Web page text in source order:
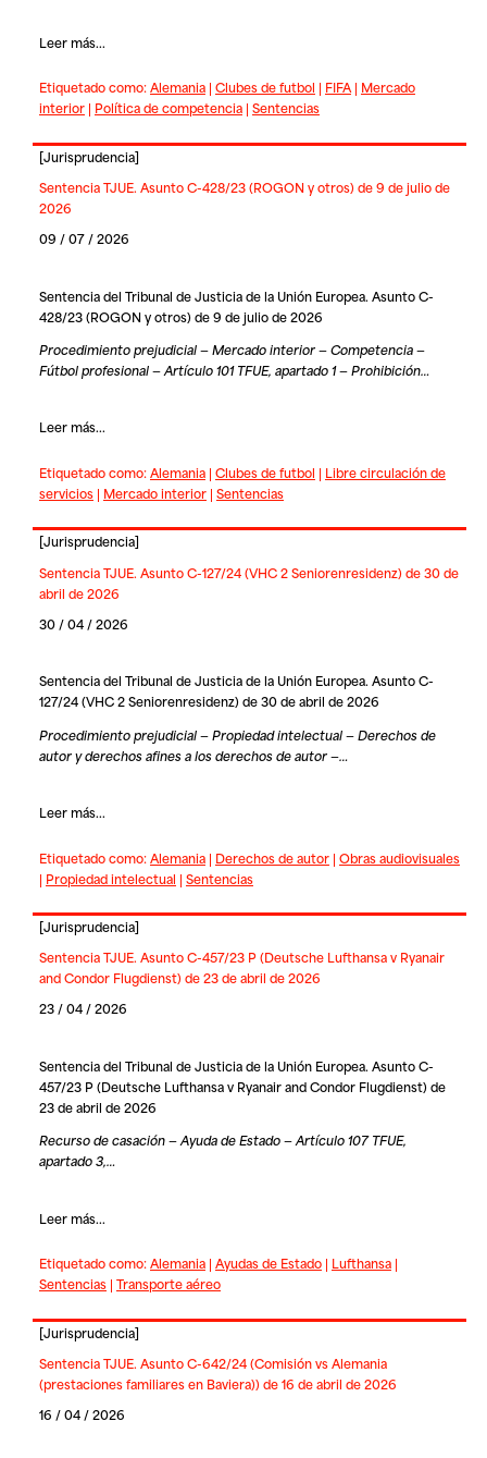
Leer más...
Etiquetado como:Alemania| Clubes de futbol | FIFA| Mercado
interior| Política de competencia| Sentencias
[Jurisprudencia]
Sentencia TJUE. Asunto C-428/23 (ROGON y otros) de 9 de julio de
2026
09 / 07 / 2026
Sentencia del Tribunal de Justicia de la Unión Europea. Asunto C-
428/23 (ROGON y otros) de 9 de julio de 2026
Procedimiento prejudicial — Mercado interior — Competencia —
Fútbol profesional — Artículo 101 TFUE, apartado 1 — Prohibición…
Leer más...
Etiquetado como:Alemania| Clubes de futbol | Libre circulación de
servicios| Mercado interior| Sentencias
[Jurisprudencia]
Sentencia TJUE. Asunto C-127/24 (VHC 2 Seniorenresidenz) de 30 de
abril de 2026
30 / 04 / 2026
Sentencia del Tribunal de Justicia de la Unión Europea. Asunto C-
127/24 (VHC 2 Seniorenresidenz) de 30 de abril de 2026
Procedimiento prejudicial — Propiedad intelectual — Derechos de
autor y derechos afines a los derechos de autor —…
Leer más...
Etiquetado como:Alemania| Derechos de autor| Obras audiovisuales
| Propiedad intelectual | Sentencias
[Jurisprudencia]
Sentencia TJUE. Asunto C-457/23 P (Deutsche Lufthansa v Ryanair
and Condor Flugdienst) de 23 de abril de 2026
23 / 04 / 2026
Sentencia del Tribunal de Justicia de la Unión Europea. Asunto C-
457/23 P (Deutsche Lufthansa v Ryanair and Condor Flugdienst) de
23 de abril de 2026
Recurso de casación — Ayuda de Estado — Artículo 107 TFUE,
apartado 3,…
Leer más...
Etiquetado como:Alemania| Ayudas de Estado| Lufthansa|
Sentencias| Transporte aéreo
[Jurisprudencia]
Sentencia TJUE. Asunto C-642/24 (Comisión vs Alemania
(prestaciones familiares en Baviera)) de 16 de abril de 2026
16 / 04 / 2026